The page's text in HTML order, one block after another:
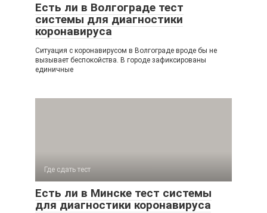
Есть ли в Волгограде тест
системы для диагностики
коронавируса
Ситуация с коронавирусом в Волгограде вроде бы не
вызывает беспокойства. В городе зафиксированы
единичные
Где сдать тест
Есть ли в Минске тест системы
для диагностики коронавируса